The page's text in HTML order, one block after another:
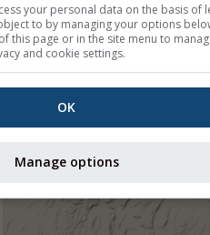
your personal data on the basis of
to by managing your options
this page or in the site menu to
and cookie settings.
OK
Manage options